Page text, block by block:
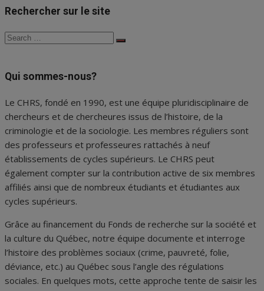
publications
Rechercher sur le site
Search
Search
Qui sommes-nous?
Le CHRS, fondé en 1990, est une équipe pluridisciplinaire de
chercheurs et de chercheures issus de l’histoire, de la
criminologie et de la sociologie. Les membres réguliers sont
des professeurs et professeures rattachés à neuf
établissements de cycles supérieurs. Le CHRS peut
également compter sur la contribution active de six membres
affiliés ainsi que de nombreux étudiants et étudiantes aux
cycles supérieurs.
Grâce au financement du Fonds de recherche sur la société et
la culture du Québec, notre équipe documente et interroge
l’histoire des problèmes sociaux (crime, pauvreté, folie,
déviance, etc.) au Québec sous l’angle des régulations
sociales. En quelques mots, cette approche tente de saisir les